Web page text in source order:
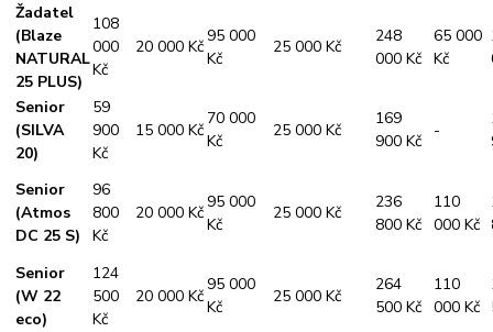
Žadatel
(Blaze
NATURAL
25 PLUS)
108
000
Kč
20 000 Kč
95 000
Kč
25 000 Kč
248
000 Kč
65 000
Kč
Senior
(SILVA
20)
59
900
Kč
15 000 Kč
70 000
Kč
25 000 Kč
169
900 Kč
-
Senior
(Atmos
DC 25 S)
96
800
Kč
20 000 Kč
95 000
Kč
25 000 Kč
236
800 Kč
110
000 Kč
Senior
(W 22
eco)
124
500
Kč
20 000 Kč
95 000
Kč
25 000 Kč
264
500 Kč
110
000 Kč